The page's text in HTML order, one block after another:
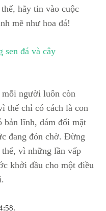
hãy tin vào cuộc
mẽ như hoa đá!
sen đá và cây
người luôn còn
thế chỉ có cách là con
bản lĩnh, dám đối mặt
đang đón chờ. Đừng
vì những lần vấp
khởi đầu cho một điều